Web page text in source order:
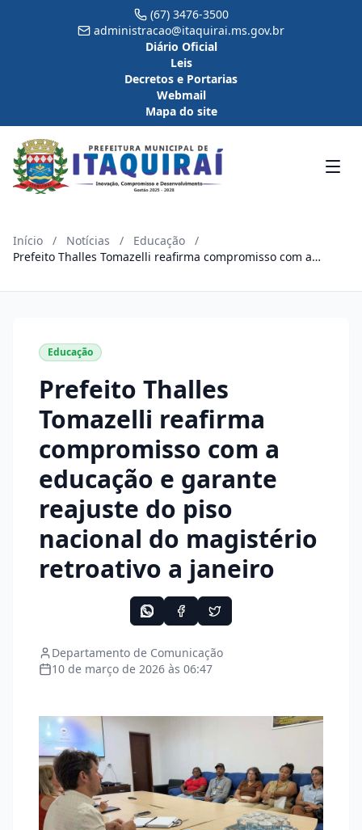
(67) 3476-3500
administracao@itaquirai.ms.gov.br
Diário Oficial
Leis
Decretos e Portarias
Webmail
Mapa do site
Início / Notícias / Educação
/
Prefeito Thalles Tomazelli reafirma compromisso com a
retroativo a janeiro
Educação
Prefeito Thalles
Tomazelli reafirma
compromisso com a
educação e garante
reajuste do piso
nacional do magistério
retroativo a janeiro
Departamento de Comunicação
10 de março de 2026 às 06:47